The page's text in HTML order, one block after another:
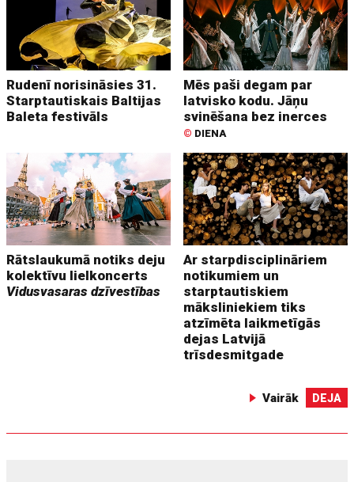
Rudenī norisināsies 31.
Starptautiskais Baltijas
Baleta festivāls
Mēs paši degam par
latvisko kodu. Jāņu
svinēšana bez inerces
© DIENA
Rātslaukumā notiks deju
kolektīvu lielkoncerts
Vidusvasaras dzīvestības
Ar starpdisciplināriem
notikumiem un
starptautiskiem
māksliniekiem tiks
atzīmēta laikmetīgās
dejas Latvijā
trīsdesmitgade
Vairāk DEJA